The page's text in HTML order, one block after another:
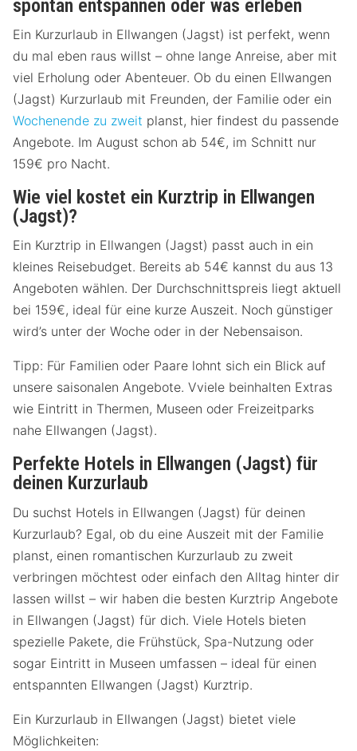
spontan entspannen oder was erleben
Ein Kurzurlaub in Ellwangen (Jagst) ist perfekt, wenn
du mal eben raus willst – ohne lange Anreise, aber mit
viel Erholung oder Abenteuer. Ob du einen Ellwangen
(Jagst) Kurzurlaub mit Freunden, der Familie oder ein
Wochenende zu zweit planst, hier findest du passende
Angebote. Im August schon ab 54€, im Schnitt nur
159€ pro Nacht.
Wie viel kostet ein Kurztrip in Ellwangen
(Jagst)?
Ein Kurztrip in Ellwangen (Jagst) passt auch in ein
kleines Reisebudget. Bereits ab 54€ kannst du aus 13
Angeboten wählen. Der Durchschnittspreis liegt aktuell
bei 159€, ideal für eine kurze Auszeit. Noch günstiger
wird’s unter der Woche oder in der Nebensaison.
Tipp: Für Familien oder Paare lohnt sich ein Blick auf
unsere saisonalen Angebote. Vviele beinhalten Extras
wie Eintritt in Thermen, Museen oder Freizeitparks
nahe Ellwangen (Jagst).
Perfekte Hotels in Ellwangen (Jagst) für
deinen Kurzurlaub
Du suchst Hotels in Ellwangen (Jagst) für deinen
Kurzurlaub? Egal, ob du eine Auszeit mit der Familie
planst, einen romantischen Kurzurlaub zu zweit
verbringen möchtest oder einfach den Alltag hinter dir
lassen willst – wir haben die besten Kurztrip Angebote
in Ellwangen (Jagst) für dich. Viele Hotels bieten
spezielle Pakete, die Frühstück, Spa-Nutzung oder
sogar Eintritt in Museen umfassen – ideal für einen
entspannten Ellwangen (Jagst) Kurztrip.
Ein Kurzurlaub in Ellwangen (Jagst) bietet viele
Möglichkeiten: